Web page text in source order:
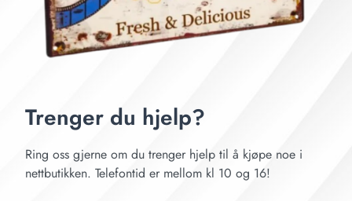
Trenger du hjelp?
Ring oss gjerne om du trenger hjelp til å kjøpe noe i
nettbutikken. Telefontid er mellom kl 10 og 16!